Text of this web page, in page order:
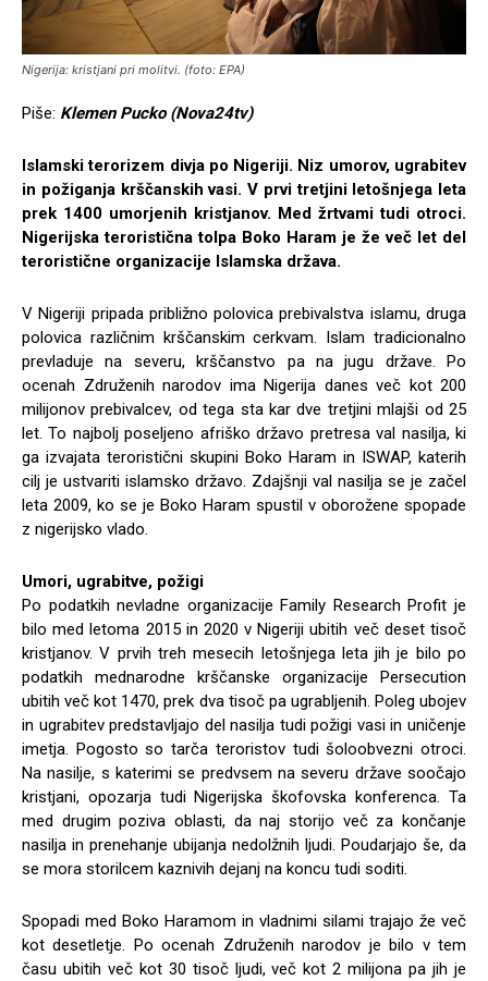
Nigerija: kristjani pri molitvi. (foto: EPA)
Piše: Klemen Pucko (Nova24tv)
Islamski terorizem divja po Nigeriji. Niz umorov, ugrabitev
in požiganja krščanskih vasi. V prvi tretjini letošnjega leta
prek 1400 umorjenih kristjanov. Med žrtvami tudi otroci.
Nigerijska teroristična tolpa Boko Haram je že več let del
teroristične organizacije Islamska država.
V Nigeriji pripada približno polovica prebivalstva islamu, druga
polovica različnim krščanskim cerkvam. Islam tradicionalno
prevladuje na severu, krščanstvo pa na jugu države. Po
ocenah Združenih narodov ima Nigerija danes več kot 200
milijonov prebivalcev, od tega sta kar dve tretjini mlajši od 25
let. To najbolj poseljeno afriško državo pretresa val nasilja, ki
ga izvajata teroristični skupini Boko Haram in ISWAP, katerih
cilj je ustvariti islamsko državo. Zdajšnji val nasilja se je začel
leta 2009, ko se je Boko Haram spustil v oborožene spopade
z nigerijsko vlado.
Umori, ugrabitve, požigi
Po podatkih nevladne organizacije Family Research Profit je
bilo med letoma 2015 in 2020 v Nigeriji ubitih več deset tisoč
kristjanov. V prvih treh mesecih letošnjega leta jih je bilo po
podatkih mednarodne krščanske organizacije Persecution
ubitih več kot 1470, prek dva tisoč pa ugrabljenih. Poleg ubojev
in ugrabitev predstavljajo del nasilja tudi požigi vasi in uničenje
imetja. Pogosto so tarča teroristov tudi šoloobvezni otroci.
Na nasilje, s katerimi se predvsem na severu države soočajo
kristjani, opozarja tudi Nigerijska škofovska konferenca. Ta
med drugim poziva oblasti, da naj storijo več za končanje
nasilja in prenehanje ubijanja nedolžnih ljudi. Poudarjajo še, da
se mora storilcem kaznivih dejanj na koncu tudi soditi.
Spopadi med Boko Haramom in vladnimi silami trajajo že več
kot desetletje. Po ocenah Združenih narodov je bilo v tem
času ubitih več kot 30 tisoč ljudi, več kot 2 milijona pa jih je